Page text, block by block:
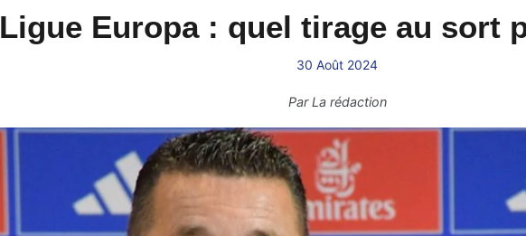
Ligue Europa : quel tirage au sort
30 Août 2024
ParLa rédaction